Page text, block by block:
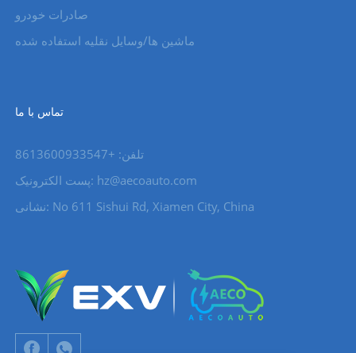
صادرات خودرو
ماشین ها/وسایل نقلیه استفاده شده
تماس با ما
تلفن: +8613600933547
پست الکترونیک: hz@aecoauto.com
نشانی: No 611 Sishui Rd, Xiamen City, China